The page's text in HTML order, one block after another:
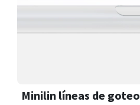
Minilin líneas de goteo